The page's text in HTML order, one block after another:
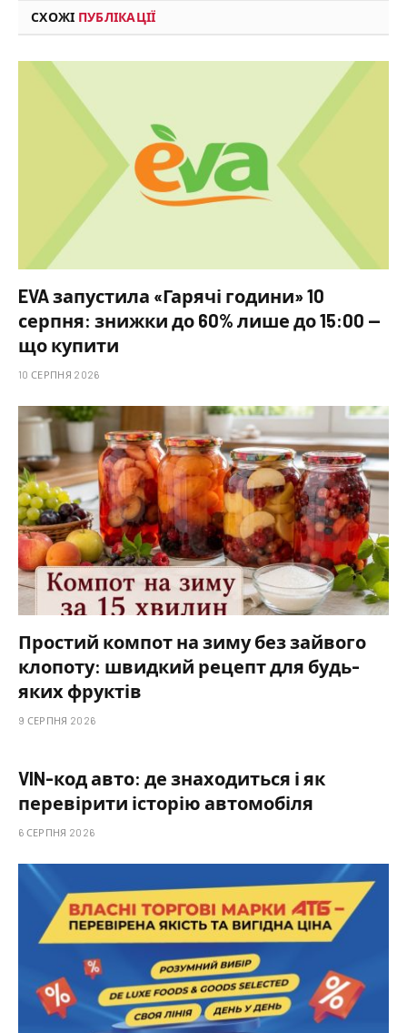
СХОЖІ ПУБЛІКАЦІЇ
EVA запустила «Гарячі години» 10
серпня: знижки до 60% лише до 15:00 —
що купити
10 СЕРПНЯ 2026
Простий компот на зиму без зайвого
клопоту: швидкий рецепт для будь-
яких фруктів
9 СЕРПНЯ 2026
VIN-код авто: де знаходиться і як
перевірити історію автомобіля
6 СЕРПНЯ 2026